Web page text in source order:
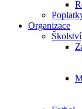
Organizace
Školství